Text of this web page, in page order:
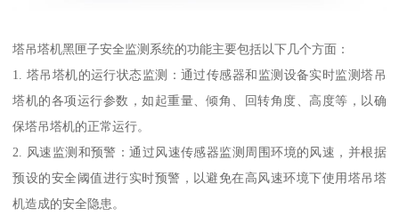
塔吊塔机黑匣子安全监测系统的功能主要包括以下几个方面：
1. 塔吊塔机的运行状态监测：通过传感器和监测设备实时监测塔吊
塔机的各项运行参数，如起重量、倾角、回转角度、高度等，以确
保塔吊塔机的正常运行。
2. 风速监测和预警：通过风速传感器监测周围环境的风速，并根据
预设的安全阈值进行实时预警，以避免在高风速环境下使用塔吊塔
机造成的安全隐患。